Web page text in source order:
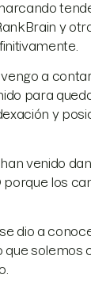
y
a
para
y
venido
porque los
dio a
solemos